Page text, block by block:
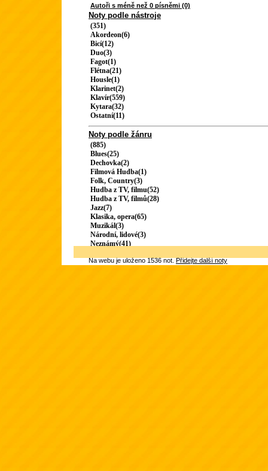
Autoři s méně než 0 písněmi (0)
Noty podle nástroje
(351)
Akordeon(6)
Bicí(12)
Duo(3)
Fagot(1)
Flétna(21)
Housle(1)
Klarinet(2)
Klavír(559)
Kytara(32)
Ostatní(11)
Noty podle žánru
(885)
Blues(25)
Dechovka(2)
Filmová Hudba(1)
Folk, Country(3)
Hudba z TV, filmu(52)
Hudba z TV, filmů(28)
Jazz(7)
Klasika, opera(65)
Muzikál(3)
Národní, lidové(3)
Neznámý(41)
Na webu je uloženo 1536 not.Přidejte další noty